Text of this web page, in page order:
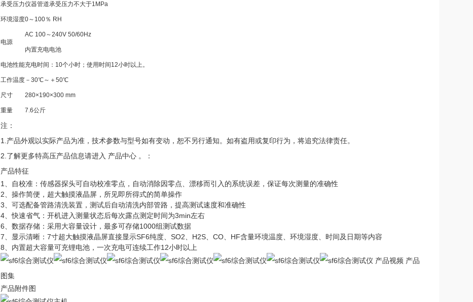
承受压力仪器管道承受压力不大于1MPa
环境湿度0～100％ RH
电源
AC 100～240V 50/60Hz
内置充电电池
电池性能充电时间：10个小时；使用时间12小时以上。
工作温度－30℃～＋50℃
尺寸 280×190×300 mm
重量 7.6公斤
注：
1.产品外观以实际产品为准，技术参数与型号如有变动，恕不另行通知。如有盗用或复印行为，将追究法律责任。
2.了解更多特高压产品信息请进入 产品中心 。：
产品特征
1、自校准：传感器探头可自动校准零点，自动消除因零点、漂移而引入的系统误差，保证每次测量的准确性
2、操作简便，超大触摸液晶屏，所见即所得式的简单操作
3、可选配备管路清洗装置，测试后自动清洗内部管路，提高测试速度和准确性
4、快速省气：开机进入测量状态后每次露点测定时间为3min左右
6、数据存储：采用大容量设计，最多可存储1000组测试数据
7、显示清晰：7寸超大触摸液晶屏直接显示SF6纯度、SO2、H2S、CO、HF含量环境温度、环境湿度、时间及日期等内容
8、内置超大容量可充锂电池，一次充电可连续工作12小时以上
产品视频 产品
图集
产品附件图